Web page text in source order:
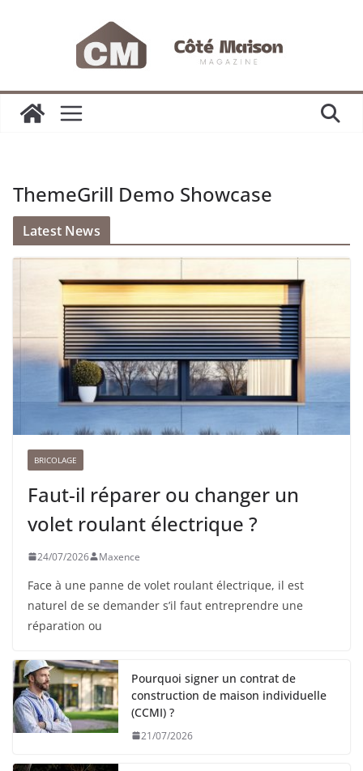
ThemeGrill Demo Showcase
Latest News
BRICOLAGE
Faut-il réparer ou changer un
volet roulant électrique ?
24/07/2026 Maxence
Face à une panne de volet roulant électrique, il est
naturel de se demander s’il faut entreprendre une
réparation ou
Pourquoi signer un contrat de
construction de maison individuelle
(CCMI) ?
21/07/2026